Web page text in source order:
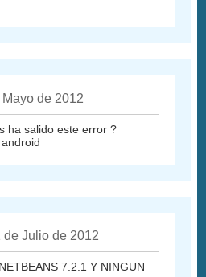
de 2012
ha salido este error ?
de Julio de 2012
7.2.1 Y NINGUN